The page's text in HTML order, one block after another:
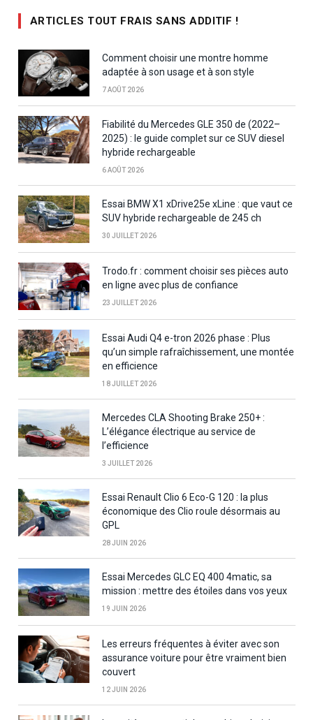
ARTICLES TOUT FRAIS SANS ADDITIF !
Comment choisir une montre homme
adaptée à son usage et à son style
7 AOÛT 2026
Fiabilité du Mercedes GLE 350 de (2022–
2025) : le guide complet sur ce SUV diesel
hybride rechargeable
6 AOÛT 2026
Essai BMW X1 xDrive25e xLine : que vaut ce
SUV hybride rechargeable de 245 ch
30 JUILLET 2026
Trodo.fr : comment choisir ses pièces auto
en ligne avec plus de confiance
23 JUILLET 2026
Essai Audi Q4 e-tron 2026 phase : Plus
qu’un simple rafraîchissement, une montée
en efficience
18 JUILLET 2026
Mercedes CLA Shooting Brake 250+ :
L’élégance électrique au service de
l’efficience
3 JUILLET 2026
Essai Renault Clio 6 Eco-G 120 : la plus
économique des Clio roule désormais au
GPL
28 JUIN 2026
Essai Mercedes GLC EQ 400 4matic, sa
mission : mettre des étoiles dans vos yeux
19 JUIN 2026
Les erreurs fréquentes à éviter avec son
assurance voiture pour être vraiment bien
couvert
12 JUIN 2026